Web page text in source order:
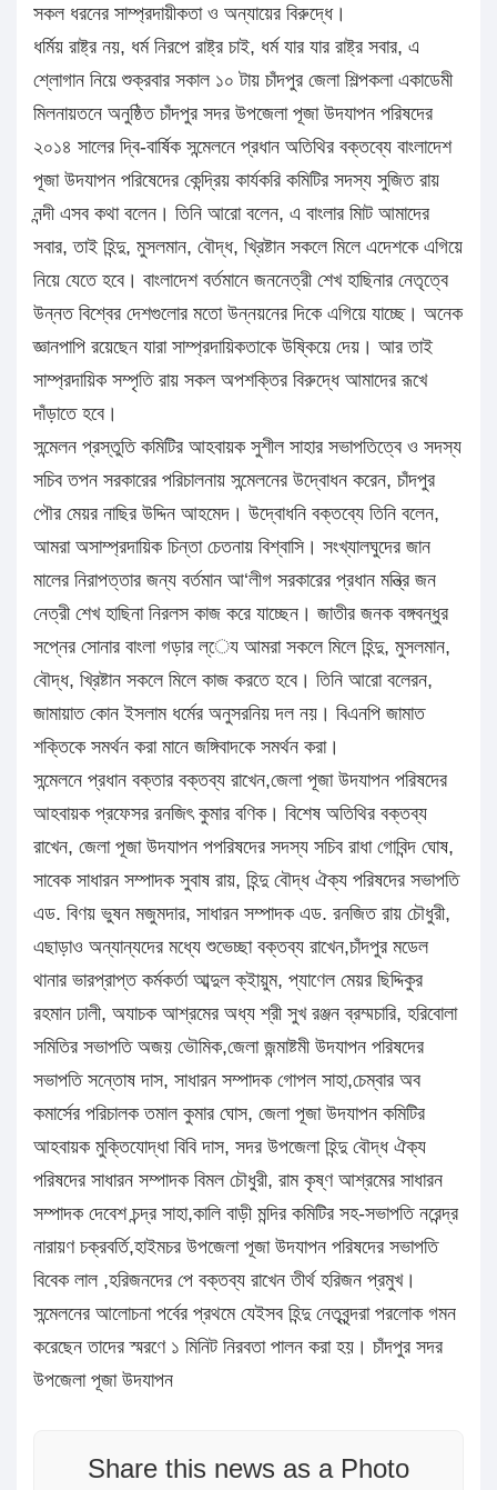
সকল ধরনের সাম্প্রদায়ীকতা ও অন্যায়ের বিরুদ্ধে।
ধর্মিয় রাষ্ট্র নয়, ধর্ম নিরপে রাষ্ট্র চাই, ধর্ম যার যার রাষ্ট্র সবার, এ
শ্লোগান নিয়ে শুক্রবার সকাল ১০ টায় চাঁদপুর জেলা শিল্পকলা একাডেমী
মিলনায়তনে অনুষ্ঠিত চাঁদপুর সদর উপজেলা পূজা উদযাপন পরিষদের
২০১৪ সালের দ্বি-বার্ষিক সন্মেলনে প্রধান অতিথির বক্তব্যে বাংলাদেশ
পূজা উদযাপন পরিষেদের কেন্দ্রিয় কার্যকরি কমিটির সদস্য সুজিত রায়
নন্দী এসব কথা বলেন। তিনি আরো বলেন, এ বাংলার মািট আমাদের
সবার, তাই হিন্দু, মুসলমান, বৌদ্ধ, খ্রিষ্টান সকলে মিলে এদেশকে এগিয়ে
নিয়ে যেতে হবে। বাংলাদেশ বর্তমানে জননেত্রী শেখ হাছিনার নেতৃত্বে
উন্নত বিশ্বের দেশগুলোর মতো উন্নয়নের দিকে এগিয়ে যাচ্ছে। অনেক
জ্ঞানপাপি রয়েছেন যারা সাম্প্রদায়িকতাকে উষ্কিয়ে দেয়। আর তাই
সাম্প্রদায়িক সম্পৃতি রায় সকল অপশক্তির বিরুদ্ধে আমাদের রূখে
দাঁড়াতে হবে।
সন্মেলন প্রস্তুতি কমিটির আহবায়ক সুশীল সাহার সভাপতিত্বে ও সদস্য
সচিব তপন সরকারের পরিচালনায় সন্মেলনের উদ্বোধন করেন, চাঁদপুর
পৌর মেয়র নাছির উদ্দিন আহমেদ। উদ্বোধনি বক্তব্যে তিনি বলেন,
আমরা অসাম্প্রদায়িক চিন্তা চেতনায় বিশ্বাসি। সংখ্যালঘুদের জান
মালের নিরাপত্তার জন্য বর্তমান আ‘লীগ সরকারের প্রধান মন্ত্রি জন
নেত্রী শেখ হাছিনা নিরলস কাজ করে যাচ্ছেন। জাতীর জনক বঙ্গবন্ধুর
সপ্নের সোনার বাংলা গড়ার ল্েয আমরা সকলে মিলে হিন্দু, মুসলমান,
বৌদ্ধ, খ্রিষ্টান সকলে মিলে কাজ করতে হবে। তিনি আরো বলেরন,
জামায়াত কোন ইসলাম ধর্মের অনুসরনিয় দল নয়। বিএনপি জামাত
শক্তিকে সমর্থন করা মানে জঙ্গিবাদকে সমর্থন করা।
সন্মেলনে প্রধান বক্তার বক্তব্য রাখেন,জেলা পূজা উদযাপন পরিষদের
আহবায়ক প্রফেসর রনজিৎ কুমার বণিক। বিশেষ অতিথির বক্তব্য
রাখেন, জেলা পূজা উদযাপন পপরিষদের সদস্য সচিব রাধা গোবিন্দ ঘোষ,
সাবেক সাধারন সম্পাদক সুবাষ রায়, হিন্দু বৌদ্ধ ঐক্য পরিষদের সভাপতি
এড. বিণয় ভুষন মজুমদার, সাধারন সম্পাদক এড. রনজিত রায় চৌধুরী,
এছাড়াও অন্যান্যদের মধ্যে শুভেচ্ছা বক্তব্য রাখেন,চাঁদপুর মডেল
থানার ভারপ্রাপ্ত কর্মকর্তা আব্দুল ক্ইায়ুম, প্যাণেল মেয়র ছিদ্দিকুর
রহমান ঢালী, অযাচক আশ্রমের অধ্য শ্রী সুখ রঞ্জন ব্রম্মচারি, হরিবোলা
সমিতির সভাপতি অজয় ভৌমিক,জেলা জন্মাষ্টমী উদযাপন পরিষদের
সভাপতি সন্তোষ দাস, সাধারন সম্পাদক গোপল সাহা,চেম্বার অব
কমার্সের পরিচালক তমাল কুমার ঘোস, জেলা পূজা উদযাপন কমিটির
আহবায়ক মুক্তিযোদ্ধা বিবি দাস, সদর উপজেলা হিন্দু বৌদ্ধ ঐক্য
পরিষদের সাধারন সম্পাদক বিমল চৌধুরী, রাম কৃষ্ণ আশ্রমের সাধারন
সম্পাদক দেবেশ চন্দ্র সাহা,কালি বাড়ী মন্দির কমিটির সহ-সভাপতি নরেন্দ্র
নারায়ণ চক্রবর্তি,হাইমচর উপজেলা পূজা উদযাপন পরিষদের সভাপতি
বিবেক লাল ,হরিজনদের পে বক্তব্য রাখেন তীর্থ হরিজন প্রমুখ।
সন্মেলনের আলোচনা পর্বের প্রথমে যেইসব হিন্দু নেতৃবৃন্দরা পরলোক গমন
করেছেন তাদের স্মরণে ১ মিনিট নিরবতা পালন করা হয়। চাঁদপুর সদর
উপজেলা পূজা উদযাপন
Share this news as a Photo